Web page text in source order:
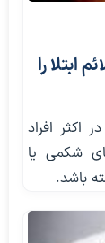
ابتلا را
اکثر افراد
شکمی یا
باشد.